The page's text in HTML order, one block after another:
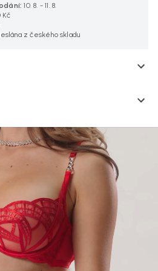
10. 8. - 11. 8.
Kč
z českého skladu